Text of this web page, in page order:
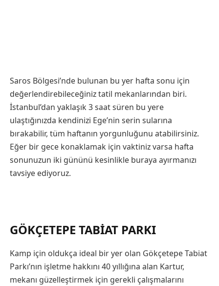
Saros Bölgesi’nde bulunan bu yer hafta sonu için
değerlendirebileceğiniz tatil mekanlarından biri.
İstanbul’dan yaklaşık 3 saat süren bu yere
ulaştığınızda kendinizi Ege’nin serin sularına
bırakabilir, tüm haftanın yorgunluğunu atabilirsiniz.
Eğer bir gece konaklamak için vaktiniz varsa hafta
sonunuzun iki gününü kesinlikle buraya ayırmanızı
tavsiye ediyoruz.
GÖKÇETEPE TABIAT PARKI
Kamp için oldukça ideal bir yer olan Gökçetepe Tabiat
Parkı’nın işletme hakkını 40 yıllığına alan Kartur,
mekanı güzelleştirmek için gerekli çalışmalarını